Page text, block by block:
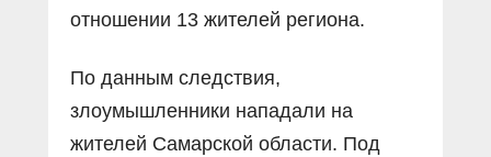
отношении 13 жителей региона.
По данным следствия,
злоумышленники нападали на
жителей Самарской области. Под